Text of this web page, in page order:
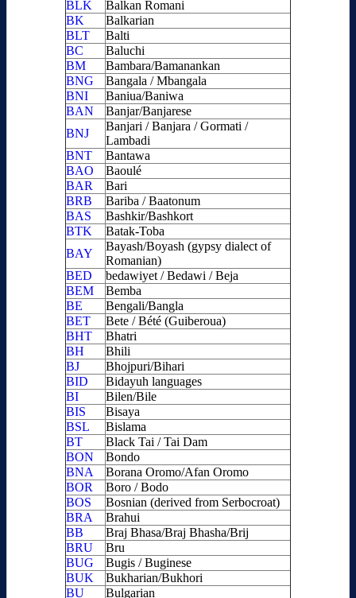
BLK
Balkan Romani
BK
Balkarian
BLT
Balti
BC
Baluchi
BM
Bambara/Bamanankan
BNG
Bangala / Mbangala
BNI
Baniua/Baniwa
BAN
Banjar/Banjarese
BNJ
Banjari / Banjara / Gormati /
Lambadi
BNT
Bantawa
BAO
Baoulé
BAR
Bari
BRB
Bariba / Baatonum
BAS
Bashkir/Bashkort
BTK
Batak-Toba
BAY
Bayash/Boyash (gypsy dialect of
Romanian)
BED
bedawiyet / Bedawi / Beja
BEM
Bemba
BE
Bengali/Bangla
BET
Bete / Bété (Guiberoua)
BHT
Bhatri
BH
Bhili
BJ
Bhojpuri/Bihari
BID
Bidayuh languages
BI
Bilen/Bile
BIS
Bisaya
BSL
Bislama
BT
Black Tai / Tai Dam
BON
Bondo
BNA
Borana Oromo/Afan Oromo
BOR
Boro / Bodo
BOS
Bosnian (derived from Serbocroat)
BRA
Brahui
BB
Braj Bhasa/Braj Bhasha/Brij
BRU
Bru
BUG
Bugis / Buginese
BUK
Bukharian/Bukhori
BU
Bulgarian